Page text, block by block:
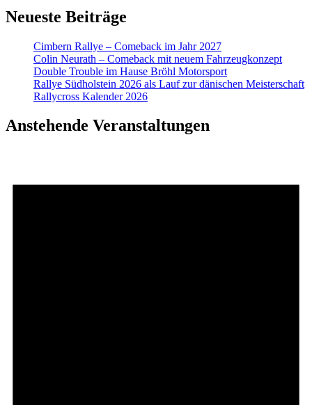
Neueste Beiträge
Cimbern Rallye – Comeback im Jahr 2027
Colin Neurath – Comeback mit neuem Fahrzeugkonzept
Double Trouble im Hause Bröhl Motorsport
Rallye Südholstein 2026 als Lauf zur dänischen Meisterschaft
Rallycross Kalender 2026
Anstehende Veranstaltungen